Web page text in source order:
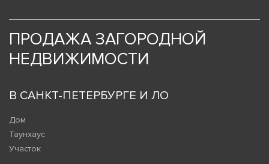
ПРОДАЖА ЗАГОРОДНОЙ
НЕДВИЖИМОСТИ
В САНКТ-ПЕТЕРБУРГЕ И ЛО
Дом
Таунхаус
Участок